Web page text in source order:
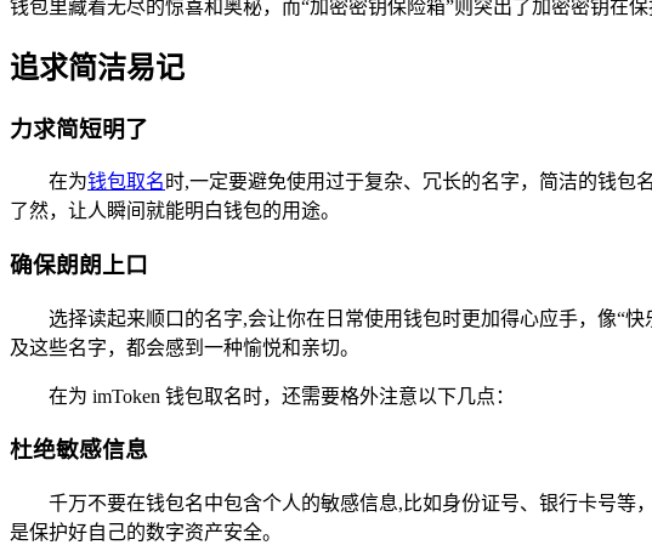
钱包里藏着无尽的惊喜和奥秘，而“加密密钥保险箱”则突出了加密密钥在
追求简洁易记
力求简短明了
在为钱包取名 时,一定要避免使用过于复杂、冗长的名字，简洁的钱包
了然，让人瞬间就能明白钱包的用途。
确保朗朗上口
选择读起来顺口的名字,会让你在日常使用钱包时更加得心应手，像“
及这些名字，都会感到一种愉悦和亲切。
在为 imToken 钱包取名时，还需要格外注意以下几点：
杜绝敏感信息
千万不要在钱包名中包含个人的敏感信息,比如身份证号、银行卡号
是保护好自己的数字资产安全。